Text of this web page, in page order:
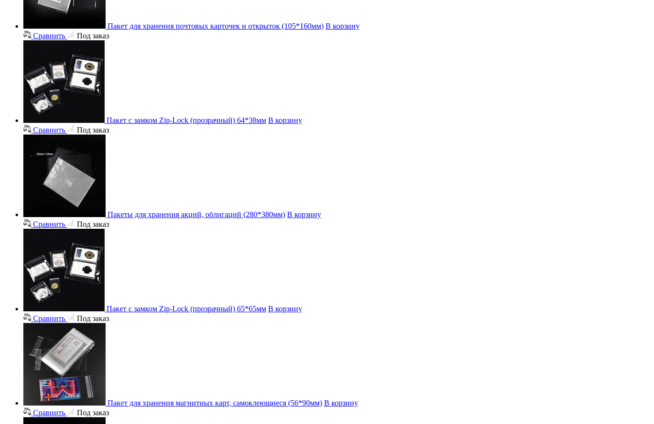
Пакет для хранения почтовых карточек и открыток (105*160мм) В корзину
Сравнить
Под заказ
Пакет с замком Zip-Lock (прозрачный) 64*38мм В корзину
Сравнить
Под заказ
Пакеты для хранения акций, облигаций (280*380мм) В корзину
Сравнить
Под заказ
Пакет с замком Zip-Lock (прозрачный) 65*65мм В корзину
Сравнить
Под заказ
Пакет для хранения магнитных карт, самоклеющиеся (56*90мм) В корзину
Сравнить
Под заказ